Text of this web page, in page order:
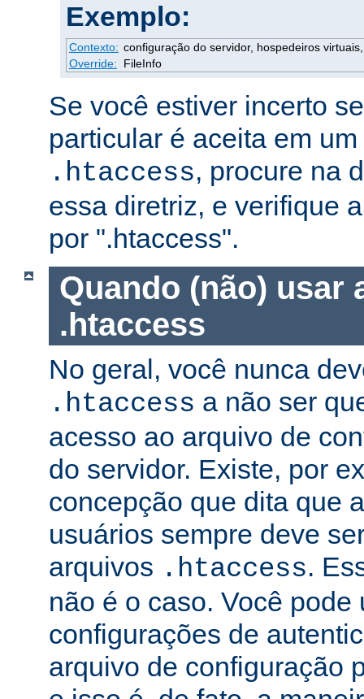
Exemplo:
Contexto: configuração do servidor, hospedeiros
Override:
FileInfo
Se você estiver incerto
particular é aceita em
.htaccess, procure na
essa diretriz, e verifique
por ".htaccess".
Quando (não) usar
.htaccess
No geral, você nunca
.htaccess a não ser
acesso ao arquivo de
do servidor. Existe, por
concepção que dita que
usuários sempre deve
arquivos .htaccess.
não é o caso. Você pode
configurações de
arquivo de configuração